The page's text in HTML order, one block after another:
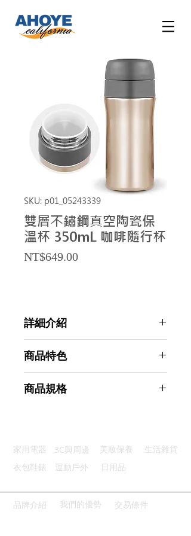
SKU: p01_05243339
雙層不鏽鋼真空陶瓷保
溫杯 350mL 咖啡隨行杯
NT$649.00Price
詳細介紹
商品特色
異味再見：清洗後完全不殘留異味
商品規格
主要材質：陶瓷
商品尺寸：18*6*6cm
產地名稱：中國大陸
代理商：亞桓有限公司
家用電器 3C與周邊 美妝保養
生活雜貨
衣包鞋錶
運動戶外 日用品
品牌介紹 我們的優勢 交易條件